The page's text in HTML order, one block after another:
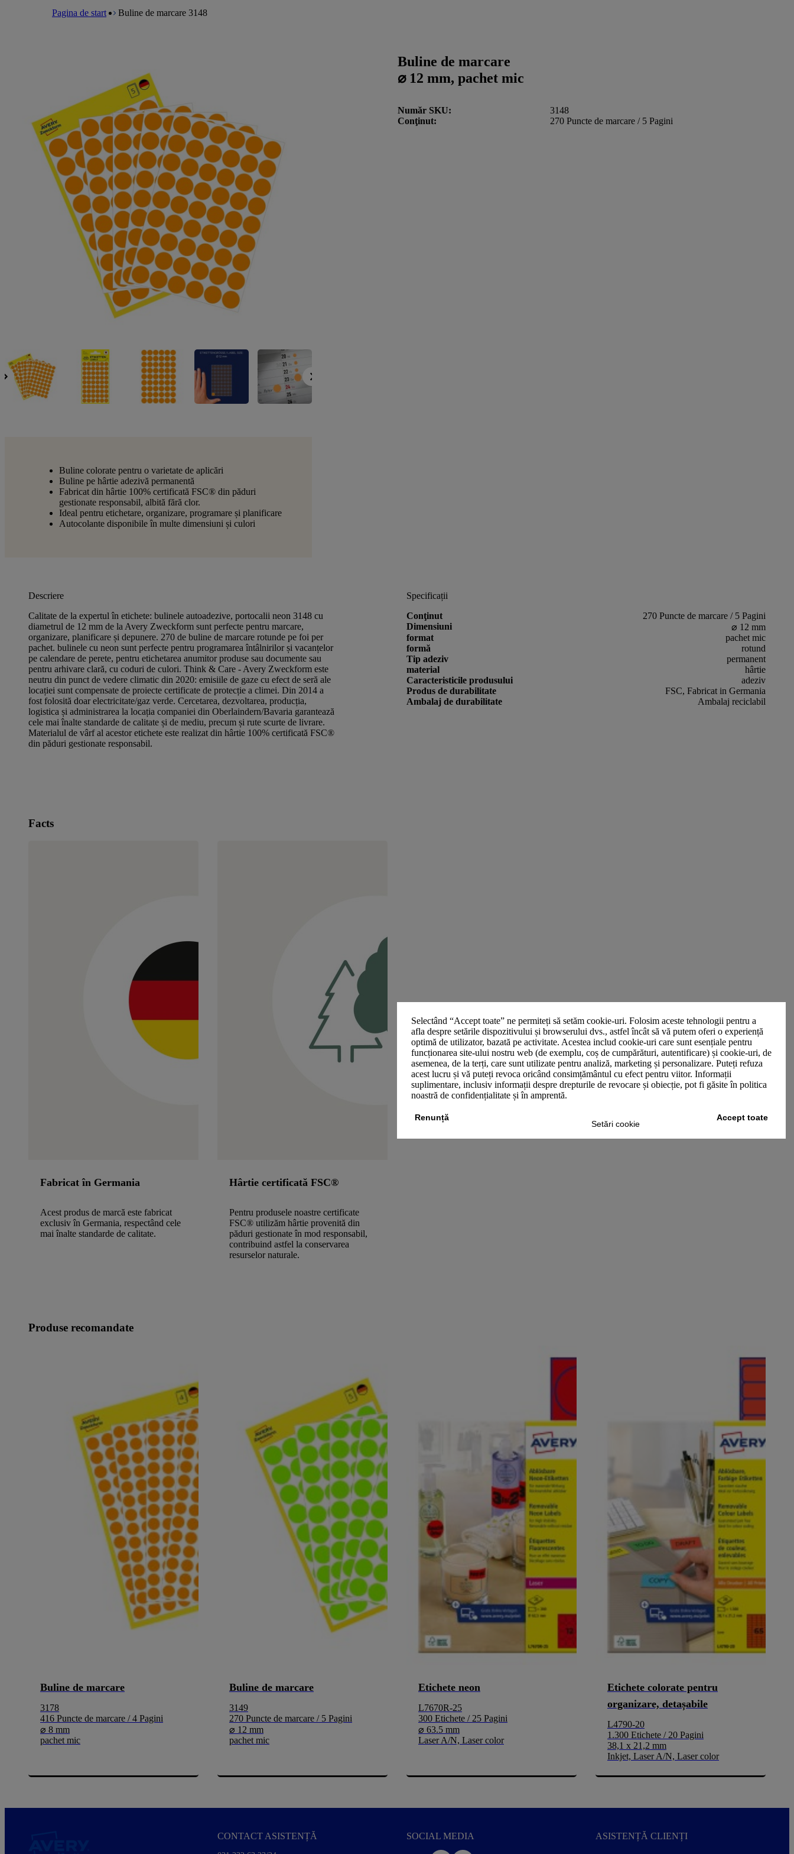
Selectând “Accept toate” ne permiteți să setăm cookie-uri. Folosim aceste tehnologii pentru a
afla despre setările dispozitivului și browserului dvs., astfel încât să vă putem oferi o experiență
optimă de utilizator, bazată pe activitate. Acestea includ cookie-uri care sunt esențiale pentru
funcționarea site-ului nostru web (de exemplu, coș de cumpărături, autentificare) și cookie-uri, de
asemenea, de la terți, care sunt utilizate pentru analiză, marketing și personalizare. Puteți refuza
acest lucru și vă puteți revoca oricând consimțământul cu efect pentru viitor. Informații
suplimentare, inclusiv informații despre drepturile de revocare și obiecție, pot fi găsite în politica
noastră de confidențialitate și în amprentă.
Setări cookie
Renunță Accept toate
Pagina de start Buline de marcare 3148
Buline de marcare
⌀ 12 mm, pachet mic
Număr SKU
3148
Conţinut
270 Puncte de marcare / 5 Pagini
Buline colorate pentru o varietate de aplicări
Buline pe hârtie adezivă permanentă
Fabricat din hârtie 100% certificată FSC® din păduri
gestionate responsabil, albită fără clor.
Ideal pentru etichetare, organizare, programare și planificare
Autocolante disponibile în multe dimensiuni și culori
Descriere
Calitate de la expertul în etichete: bulinele autoadezive, portocalii neon 3148 cu
diametrul de 12 mm de la Avery Zweckform sunt perfecte pentru marcare,
organizare, planificare și depunere. 270 de buline de marcare rotunde pe foi per
pachet. bulinele cu neon sunt perfecte pentru programarea întâlnirilor și vacanțelor
pe calendare de perete, pentru etichetarea anumitor produse sau documente sau
pentru arhivare clară, cu coduri de culori. Think & Care - Avery Zweckform este
neutru din punct de vedere climatic din 2020: emisiile de gaze cu efect de seră ale
locației sunt compensate de proiecte certificate de protecție a climei. Din 2014 a
fost folosită doar electricitate/gaz verde. Cercetarea, dezvoltarea, producția,
logistica și administrarea la locația companiei din Oberlaindern/Bavaria garantează
cele mai înalte standarde de calitate și de mediu, precum și rute scurte de livrare.
Materialul de vârf al acestor etichete este realizat din hârtie 100% certificată FSC®
din păduri gestionate responsabil.
Specificații
Conţinut
270 Puncte de marcare / 5 Pagini
Dimensiuni
⌀ 12 mm
format
pachet mic
formă
rotund
Tip adeziv
permanent
material
hârtie
Caracteristicile produsului
adeziv
Produs de durabilitate
FSC, Fabricat in Germania
Ambalaj de durabilitate
Ambalaj reciclabil
Facts
Fabricat în Germania
Acest produs de marcă este fabricat
exclusiv în Germania, respectând cele
mai înalte standarde de calitate.
Hârtie certificată FSC®
Pentru produsele noastre certificate
FSC® utilizăm hârtie provenită din
păduri gestionate în mod responsabil,
contribuind astfel la conservarea
resurselor naturale.
Produse recomandate
Buline de marcare
3178
416 Puncte de marcare / 4 Pagini
⌀ 8 mm
pachet mic
Buline de marcare
3149
270 Puncte de marcare / 5 Pagini
⌀ 12 mm
pachet mic
Etichete neon
L7670R-25
300 Etichete / 25 Pagini
⌀ 63.5 mm
Laser A/N, Laser color
Etichete colorate pentru
organizare, detașabile
L4790-20
1.300 Etichete / 20 Pagini
38,1 x 21,2 mm
Inkjet, Laser A/N, Laser color
CONTACT ASISTENȚĂ SOCIAL MEDIA ASISTENȚĂ CLIENȚI